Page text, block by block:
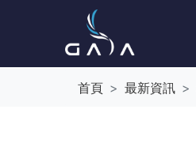
首頁 最新資訊